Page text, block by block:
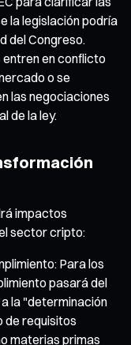
la legislación podría
del Congreso.
entren en conflicto
o se
las negociaciones
de la ley.
impactos
sector cripto:
Para los
pasará del
la "determinación
de requisitos
materias primas